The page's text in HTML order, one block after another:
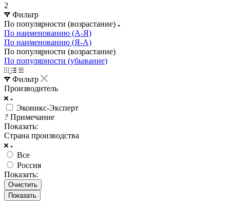
2
Фильтр
По популярности (возрастание)
По наименованию (А-Я)
По наименованию (Я-А)
По популярности (возрастание)
По популярности (убывание)
Фильтр
Производитель
Эконикс-Эксперт
? Примечание
Показать:
Страна производства
Все
Россия
Показать:
Очистить